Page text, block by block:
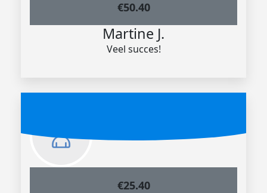
€50.40
Martine J.
Veel succes!
€25.40